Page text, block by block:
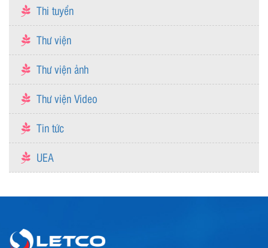
Thi tuyển
Thư viện
Thư viện ảnh
Thư viện Video
Tin tức
UEA